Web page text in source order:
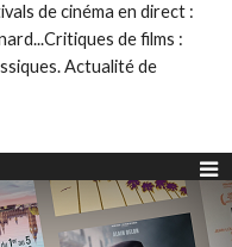
de cinéma en direct :
de films :
Actualité de